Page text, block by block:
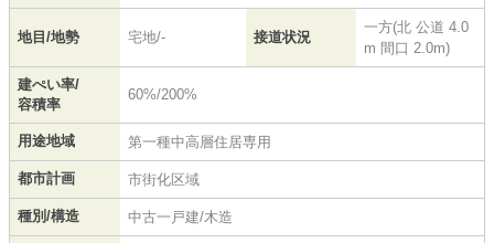
地目/地勢 宅地/- 接道状況
一方(北 公道 4.0
m 間口 2.0m)
建ぺい率/
容積率
60%/200%
用途地域 第一種中高層住居専用
都市計画 市街化区域
種別/構造 中古一戸建/木造